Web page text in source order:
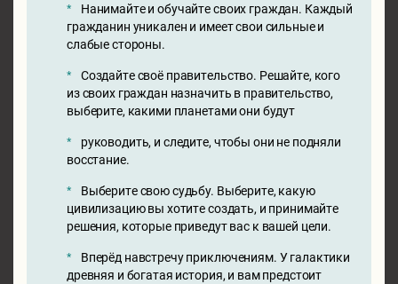
Нанимайте и обучайте своих граждан. Каждый
гражданин уникален и имеет свои сильные и
слабые стороны.
Создайте своё правительство. Решайте, кого
из своих граждан назначить в правительство,
выберите, какими планетами они будут
руководить, и следите, чтобы они не подняли
восстание.
Выберите свою судьбу. Выберите, какую
цивилизацию вы хотите создать, и принимайте
решения, которые приведут вас к вашей цели.
Вперёд навстречу приключениям. У галактики
древняя и богатая история, и вам предстоит